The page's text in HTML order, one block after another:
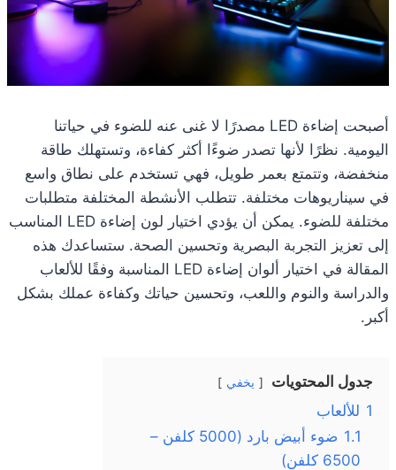
أصبحت إضاءة LED مصدرًا لا غنى عنه للضوء في حياتنا
اليومية. نظرًا لأنها تصدر ضوءًا أكثر كفاءة، وتستهلك طاقة
منخفضة، وتتمتع بعمر طويل، فهي تستخدم على نطاق واسع
في سيناريوهات مختلفة. تتطلب الأنشطة المختلفة متطلبات
مختلفة للضوء. يمكن أن يؤدي اختيار لون إضاءة LED المناسب
إلى تعزيز التجربة البصرية وتحسين الصحة. ستساعدك هذه
المقالة في اختيار ألوان إضاءة LED المناسبة وفقًا للألعاب
والدراسة والنوم واللعب، وتحسين حياتك وكفاءة عملك بشكل
أكبر.
جدول المحتويات يخفي
1 للألعاب
1.1
ضوء أبيض بارد (5000 كلفن –
6500 كلفن)